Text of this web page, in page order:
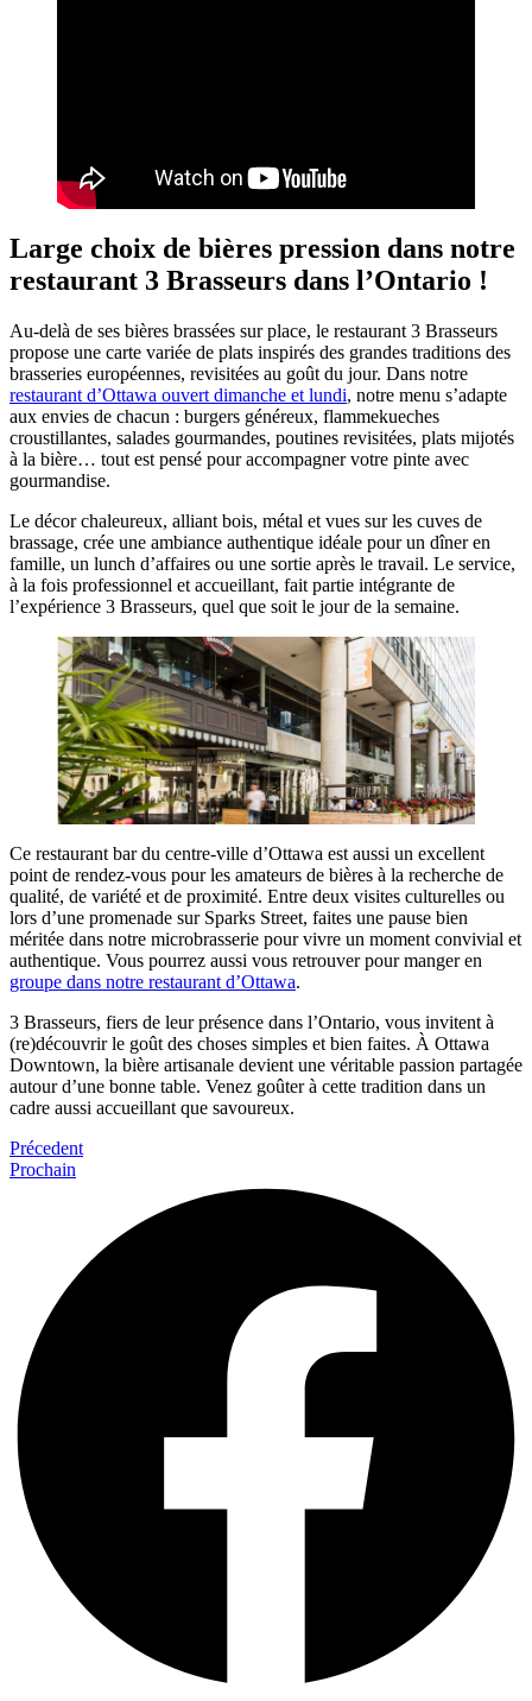
Large choix de bières pression dans notre
restaurant 3 Brasseurs dans l’Ontario !
Au-delà de ses bières brassées sur place, le restaurant 3 Brasseurs
propose une carte variée de plats inspirés des grandes traditions des
brasseries européennes, revisitées au goût du jour. Dans notre
restaurant d’Ottawa ouvert dimanche et lundi, notre menu s’adapte
aux envies de chacun : burgers généreux, flammekueches
croustillantes, salades gourmandes, poutines revisitées, plats mijotés
à la bière… tout est pensé pour accompagner votre pinte avec
gourmandise.
Le décor chaleureux, alliant bois, métal et vues sur les cuves de
brassage, crée une ambiance authentique idéale pour un dîner en
famille, un lunch d’affaires ou une sortie après le travail. Le service,
à la fois professionnel et accueillant, fait partie intégrante de
l’expérience 3 Brasseurs, quel que soit le jour de la semaine.
Ce restaurant bar du centre-ville d’Ottawa est aussi un excellent
point de rendez-vous pour les amateurs de bières à la recherche de
qualité, de variété et de proximité. Entre deux visites culturelles ou
lors d’une promenade sur Sparks Street, faites une pause bien
méritée dans notre microbrasserie pour vivre un moment convivial et
authentique. Vous pourrez aussi vous retrouver pour manger en
groupe dans notre restaurant d’Ottawa.
3 Brasseurs, fiers de leur présence dans l’Ontario, vous invitent à
(re)découvrir le goût des choses simples et bien faites. À Ottawa
Downtown, la bière artisanale devient une véritable passion partagée
autour d’une bonne table. Venez goûter à cette tradition dans un
cadre aussi accueillant que savoureux.
Précedent
Prochain